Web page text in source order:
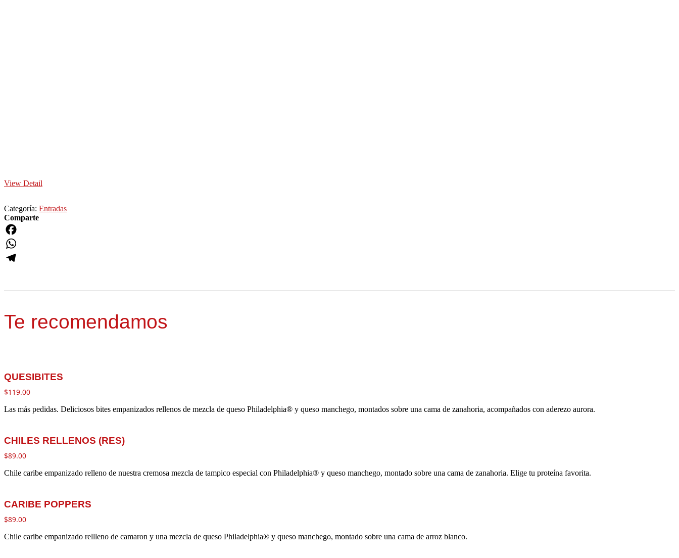
View Detail
Categoría: Entradas
Comparte
Facebook
WhatsApp
Te recomendamos
QUESIBITES
$119.00
Las más pedidas. Deliciosos bites empanizados rellenos de mezcla de queso Philadelphia® y queso manchego, montados sobre una cama de zanahoria, acompañados con aderezo aurora.
CHILES RELLENOS (RES)
$89.00
Chile caribe empanizado relleno de nuestra cremosa mezcla de tampico especial con Philadelphia® y queso manchego, montado sobre una cama de zanahoria. Elige tu proteína favorita.
CARIBE POPPERS
$89.00
Chile caribe empanizado rellleno de camaron y una mezcla de queso Philadelphia® y queso manchego, montado sobre una cama de arroz blanco.